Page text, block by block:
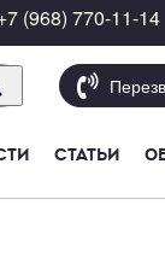
(968) 770-11-14
СТАТЬИ